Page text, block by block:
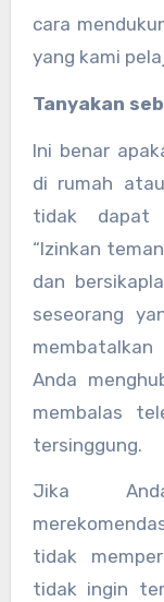
cara
yang kami
Tanyakan
Ini benar
di rumah
tidak dapat
“Izinkan
dan
seseorang
Anda
membalas
tersinggung.
Jika
tidak
tidak ingin